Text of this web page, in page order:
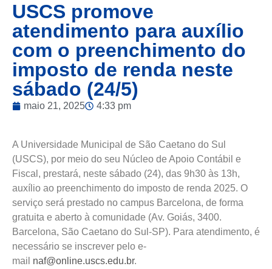
USCS promove
atendimento para auxílio
com o preenchimento do
imposto de renda neste
sábado (24/5)
maio 21, 2025 4:33 pm
A Universidade Municipal de São Caetano do Sul
(USCS), por meio do seu Núcleo de Apoio Contábil e
Fiscal, prestará, neste sábado (24), das 9h30 às 13h,
auxílio ao preenchimento do imposto de renda 2025. O
serviço será prestado no campus Barcelona, de forma
gratuita e aberto à comunidade (Av. Goiás, 3400.
Barcelona, São Caetano do Sul-SP). Para atendimento, é
necessário se inscrever pelo e-
mail naf@online.uscs.edu.br.